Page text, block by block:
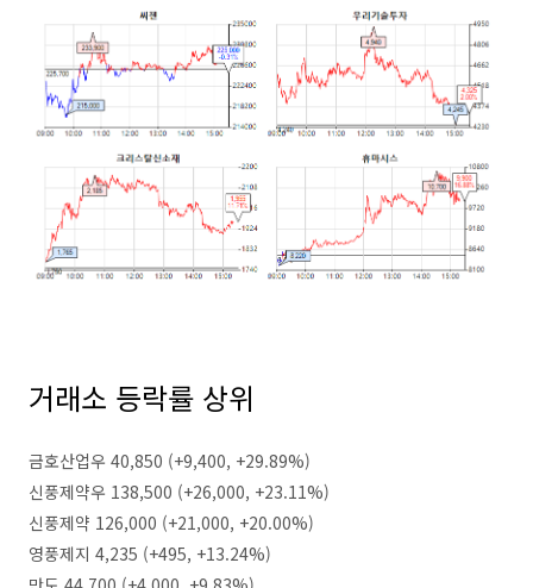
거래소 등락률 상위
금호산업우 40,850 (+9,400, +29.89%)
신풍제약우 138,500 (+26,000, +23.11%)
신풍제약 126,000 (+21,000, +20.00%)
영풍제지 4,235 (+495, +13.24%)